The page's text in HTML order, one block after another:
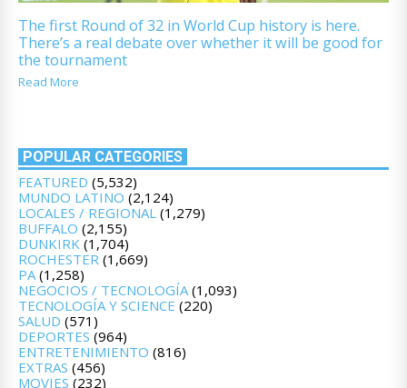
The first Round of 32 in World Cup history is here.
There’s a real debate over whether it will be good for
the tournament
Read More
POPULAR CATEGORIES
FEATURED (5,532)
MUNDO LATINO (2,124)
LOCALES / REGIONAL (1,279)
BUFFALO (2,155)
DUNKIRK (1,704)
ROCHESTER (1,669)
PA (1,258)
NEGOCIOS / TECNOLOGÍA (1,093)
TECNOLOGÍA Y SCIENCE (220)
SALUD (571)
DEPORTES (964)
ENTRETENIMIENTO (816)
EXTRAS (456)
MOVIES (232)